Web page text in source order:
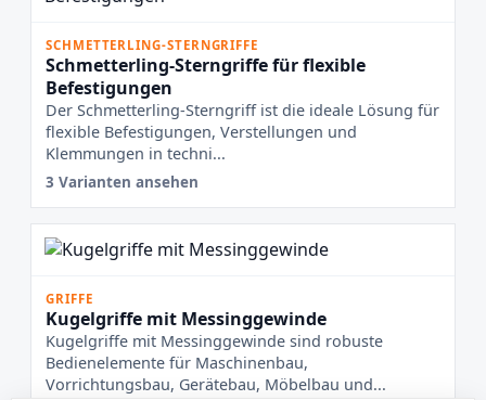
SCHMETTERLING-STERNGRIFFE
Schmetterling-Sterngriffe für flexible
Befestigungen
Der Schmetterling-Sterngriff ist die ideale Lösung für
flexible Befestigungen, Verstellungen und
Klemmungen in techni...
3 Varianten ansehen
GRIFFE
Kugelgriffe mit Messinggewinde
Kugelgriffe mit Messinggewinde sind robuste
Bedienelemente für Maschinenbau,
Vorrichtungsbau, Gerätebau, Möbelbau und...